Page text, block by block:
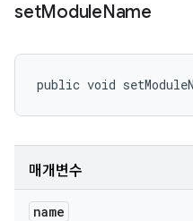
setModuleName
public void
매개변수
name